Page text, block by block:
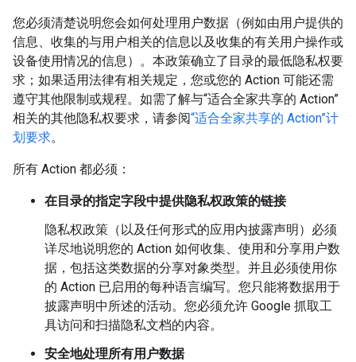
您必须清楚说明您会如何处理用户数据（例如由用户提供的
信息、收集的与用户相关的信息以及收集的有关用户操作或
设备使用情况的信息）。本政策确立了目录的最低隐私权要
求；如果适用法律有相关规定，您或您的 Action 可能还需
遵守其他限制或规程。如需了解与“适合全家共享的 Action”
相关的其他隐私权要求，请参阅“适合全家共享的 Action”计
划要求。
所有 Action 都必须：
在目录的指定字段中提供隐私权政策的链接
隐私权政策（以及任何形式的应用内披露声明）必须
详尽地说明您的 Action 如何收集、使用和分享用户数
据，包括这类数据的分享对象类型。并且必须使用你
的 Action 已启用的每种语言编写。您只能将数据用于
披露声明中所述的活动。您必须允许 Google 抓取工
具访问和扫描隐私文档的内容。
安全地处理所有用户数据